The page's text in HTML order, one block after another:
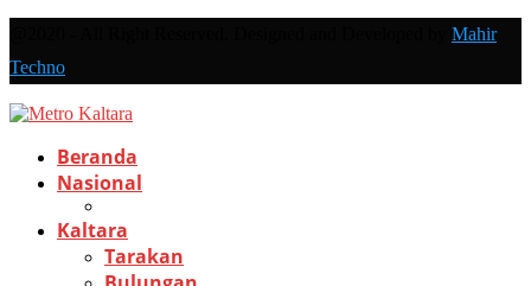
Mahir
Techno
Beranda
Nasional
Kaltara
Tarakan